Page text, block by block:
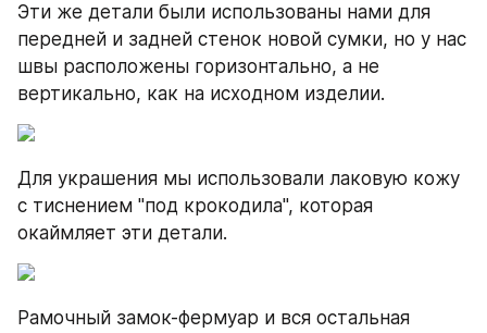
Эти же детали были использованы нами для
передней и задней стенок новой сумки, но у нас
швы расположены горизонтально, а не
вертикально, как на исходном изделии.
Для украшения мы использовали лаковую кожу
с тиснением "под крокодила", которая
окаймляет эти детали.
Рамочный замок-фермуар и вся остальная